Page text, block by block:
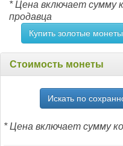
* Цена включает сумму
продавца
Купить золотые монеты
Стоимость монеты
Искать по
* Цена включает сумму